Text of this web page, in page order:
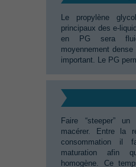
Le propylène
principaux des e-
en PG sera
moyennement
important.‭ ‬Le PG
Faire‭ “‬steeper‭”
macérer.‭ ‬Entre la
consommation il
maturation afin
homogène.‭ ‬Ce